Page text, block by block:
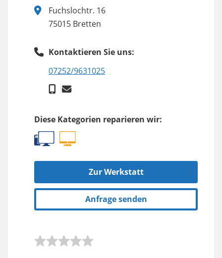
Fuchslochtr. 16
75015 Bretten
Kontaktieren Sie uns:
07252/9631025
Diese Kategorien reparieren wir:
Zur Werkstatt
Anfrage senden